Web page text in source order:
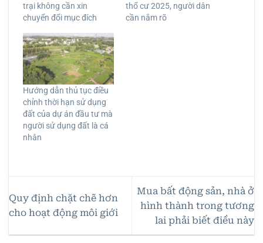
trại không cần xin
chuyển đổi mục đích
thổ cư 2025, người dân
cần nắm rõ
Hướng dẫn thủ tục điều
chỉnh thời hạn sử dụng
đất của dự án đầu tư mà
người sử dụng đất là cá
nhân
Quy định chặt chẽ hơn
cho hoạt động môi giới
Mua bất động sản, nhà ở
hình thành trong tương
lai phải biết điều này